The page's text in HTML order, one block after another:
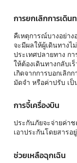
การยกเลิกการเดิน
คืเหตุการณ์บางอย่าง
จะมีผลให้ผู้เดินทางไ
ประเทศปลายทาง ก
ให้ต้องเดินทางกลับเ
เกิดจากการบอกเลิก
มัดจำ หรือค่าปรับ เ
การจี้เครื่องบิน
ประกันภัยจะจ่ายค่า
เอาประกันโดยสารอ
ช่วยเหลือฉุกเฉิน